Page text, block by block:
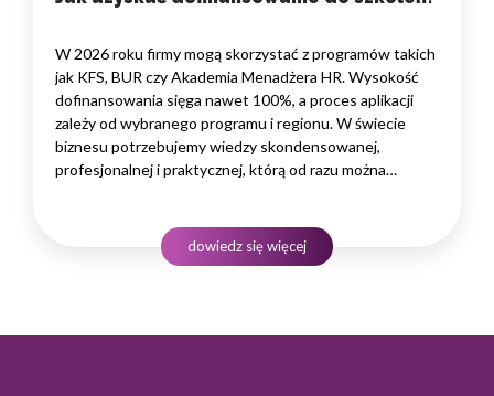
W 2026 roku firmy mogą skorzystać z programów takich
jak KFS, BUR czy Akademia Menadżera HR. Wysokość
dofinansowania sięga nawet 100%, a proces aplikacji
zależy od wybranego programu i regionu. W świecie
biznesu potrzebujemy wiedzy skondensowanej,
profesjonalnej i praktycznej, którą od razu można
odnoszących sukcesy w naszej branży.…
dowiedz się więcej